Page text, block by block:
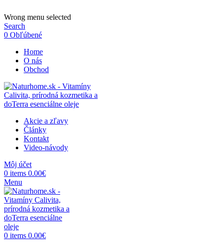
Wrong menu selected
Search
0 Obľúbené
Home
O nás
Obchod
Akcie a zľavy
Články
Kontakt
Video-návody
Môj účet
0 items 0.00€
Menu
0 items 0.00€